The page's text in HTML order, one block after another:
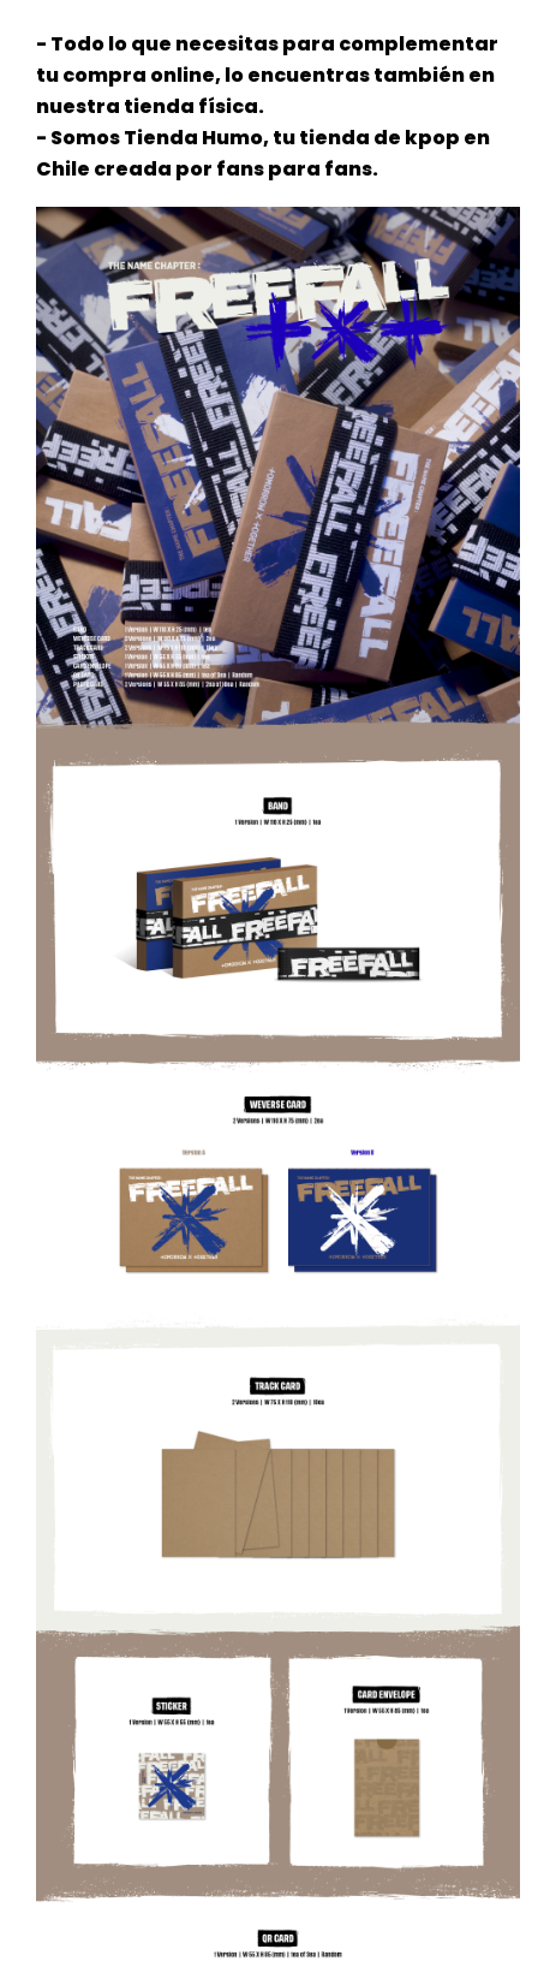
- Todo lo que necesitas para complementar
tu compra online, lo encuentras también en
nuestra tienda física.
- Somos Tienda Humo, tu tienda de kpop en
Chile creada por fans para fans.